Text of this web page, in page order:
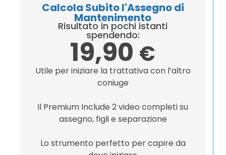
Calcola Subito l'Assegno di
Mantenimento
Risultato in pochi istanti
spendendo:
19,90 €
Utile per iniziare la trattativa con l’altro
coniuge
Il Premium Include 2 video completi su
assegno, figli e separazione
Lo strumento perfetto per capire da